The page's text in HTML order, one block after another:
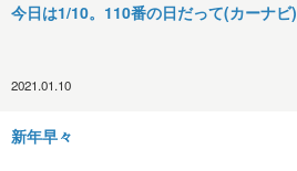
今日は1/10。110番の日だって(カーナビ)
2021.01.10
新年早々